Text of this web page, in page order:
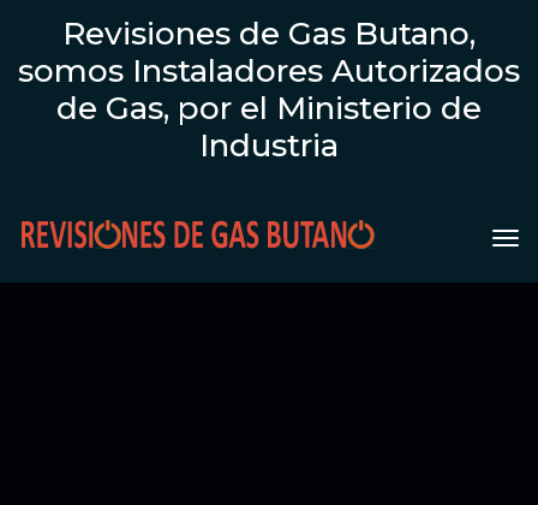
Revisiones de Gas Butano,
somos Instaladores Autorizados
de Gas, por el Ministerio de
Industria